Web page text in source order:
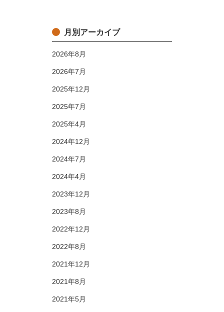
月別アーカイブ
2026年8月
2026年7月
2025年12月
2025年7月
2025年4月
2024年12月
2024年7月
2024年4月
2023年12月
2023年8月
2022年12月
2022年8月
2021年12月
2021年8月
2021年5月